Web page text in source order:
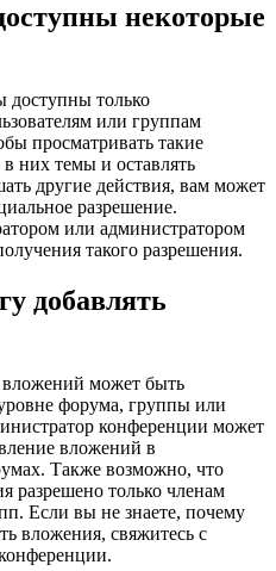
некоторые
только
или группам
просматривать такие
них темы и оставлять
другие действия, вам может
разрешение.
или администратором
такого разрешения.
добавлять
может быть
форума, группы или
конференции может
вложений в
Также возможно, что
разрешено только членам
Если вы не знаете, почему
вложения, свяжитесь с